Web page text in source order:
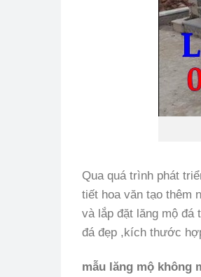
Qua quá trình phát
tiết hoa văn tạo thêm
và lắp đặt lăng mộ đá
đá đẹp ,kích thước
mẫu lăng mộ không